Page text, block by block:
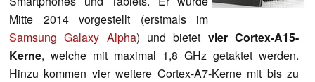
Mitte 2014 vorgestellt (erstmals im
Samsung Galaxy Alpha) und bietet vier Cortex-A15-
Kerne, welche mit maximal 1,8 GHz getaktet werden.
Hinzu kommen vier weitere Cortex-A7-Kerne mit bis zu